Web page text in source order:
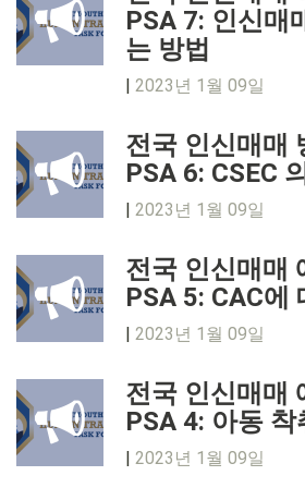
PSA 7: 인신매
는 방법
| 2023년 1월 09일
전국 인신매매
PSA 6: CSEC
| 2023년 1월 09일
전국 인신매매
PSA 5: CAC에
| 2023년 1월 09일
전국 인신매매
PSA 4: 아동
| 2023년 1월 09일